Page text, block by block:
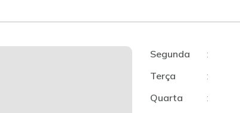
Segunda :
Terça
:
Quarta
: